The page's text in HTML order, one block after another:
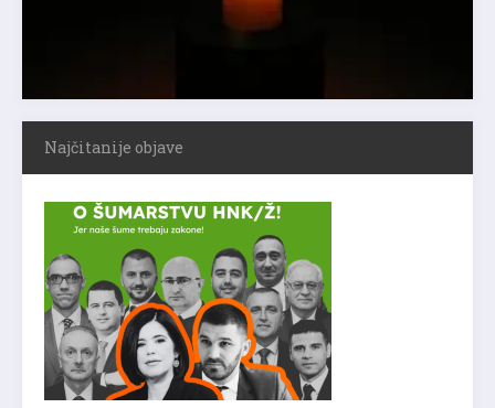
Najčitanije objave